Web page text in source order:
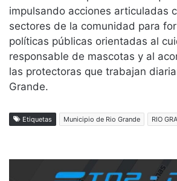
impulsando acciones articuladas
sectores de la comunidad para
políticas públicas orientadas al
responsable de mascotas y al
las protectoras que trabajan
Grande.
Etiquetas Municipio de Rio Grande RIO